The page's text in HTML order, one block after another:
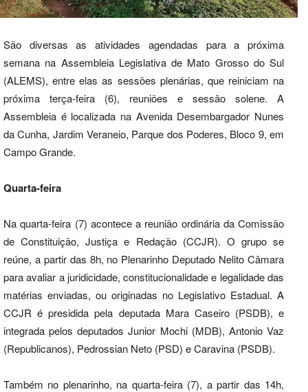
São diversas as atividades agendadas para a próxima
semana na Assembleia Legislativa de Mato Grosso do Sul
(ALEMS), entre elas as sessões plenárias, que reiniciam na
próxima terça-feira (6), reuniões e sessão solene. A
Assembleia é localizada na Avenida Desembargador Nunes
da Cunha, Jardim Veraneio, Parque dos Poderes, Bloco 9, em
Campo Grande.
Quarta-feira
Na quarta-feira (7) acontece a reunião ordinária da Comissão
de Constituição, Justiça e Redação (CCJR). O grupo se
reúne, a partir das 8h, no Plenarinho Deputado Nelito Câmara
para avaliar a juridicidade, constitucionalidade e legalidade das
matérias enviadas, ou originadas no Legislativo Estadual. A
CCJR é presidida pela deputada Mara Caseiro (PSDB), e
integrada pelos deputados Junior Mochi (MDB), Antonio Vaz
(Republicanos), Pedrossian Neto (PSD) e Caravina (PSDB).
Também no plenarinho, na quarta-feira (7), a partir das 14h,